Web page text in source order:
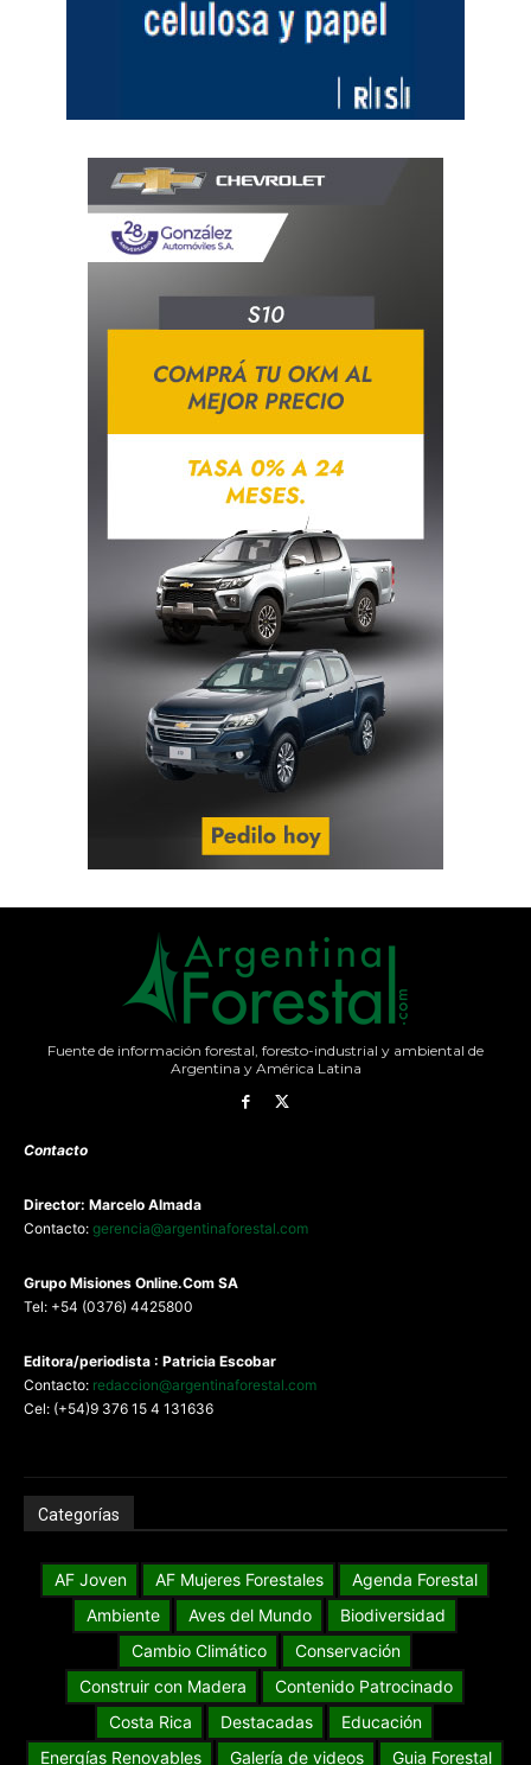
Fuente de información forestal, foresto-industrial y ambiental de
Argentina y América Latina
Contacto
Director: Marcelo Almada
Contacto: gerencia@argentinaforestal.com
Grupo Misiones Online.Com SA
Tel: +54 (0376) 4425800
Editora/periodista : Patricia Escobar
Contacto: redaccion@argentinaforestal.com
Cel: (+54)9 376 15 4 131636
Categorías
AF Joven AF Mujeres Forestales
Agenda Forestal
Ambiente
Aves del Mundo
Biodiversidad
Cambio Climático
Conservación
Construir con Madera
Contenido Patrocinado
Costa Rica
Destacadas
Educación
Energías Renovables
Galería de videos Guia Forestal